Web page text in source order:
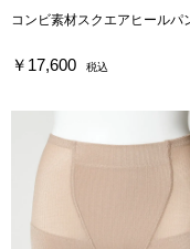
コンビ素材スクエアヒールパ
￥17,600 税込